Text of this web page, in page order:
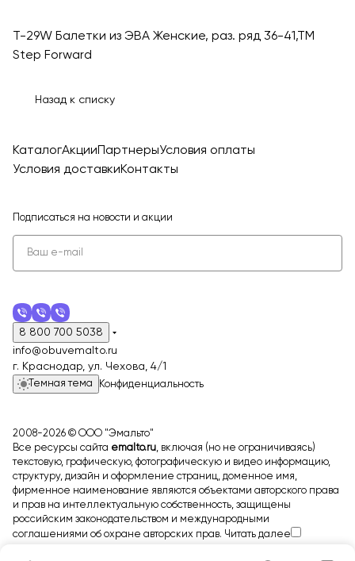
T-29W Балетки из ЭВА Женские, раз. ряд 36-41,ТМ
Step Forward
Назад к списку
КаталогАкции ПартнерыУсловия оплаты
Условия доставкиКонтакты
Подписаться на новости и акции
8 800 700 5038
info@obuvemalto.ru
г. Краснодар, ул. Чехова, 4/1
Темная тема Конфиденциальность
2008-2026 © ООО "Эмальто"
Все ресурсы сайта emalto.ru, включая (но не ограничиваясь)
текстовую, графическую, фотографическую и видео информацию,
структуру, дизайн и оформление страниц, доменное имя,
фирменное наименование являются объектами авторского права
и прав на интеллектуальную собственность, защищены
российским законодательством и международными
соглашениями об охране авторских прав. Читать далее